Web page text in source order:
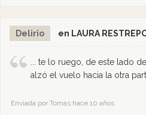
Delirio en LAURA
... te lo ruego, de este lado
alzó el vuelo hacia la otra
Enviada por Tomás hace 10 años